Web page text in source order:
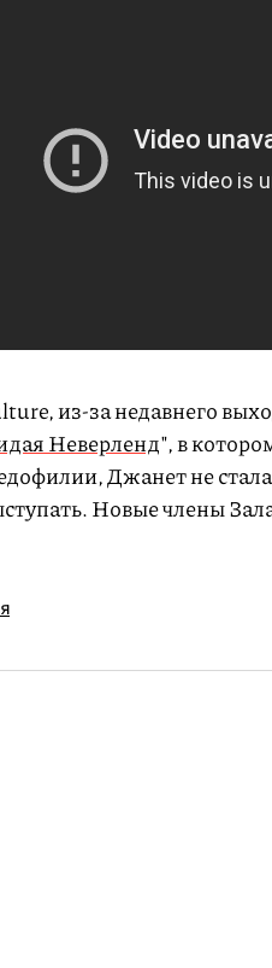
из-за недавнего
Неверленд", в
Джанет не
Новые члены